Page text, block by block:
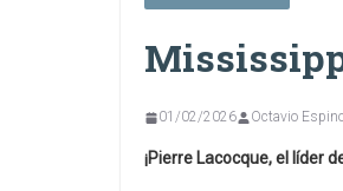
01/02/2026 Octavio
¡Pierre Lacocque, el líder